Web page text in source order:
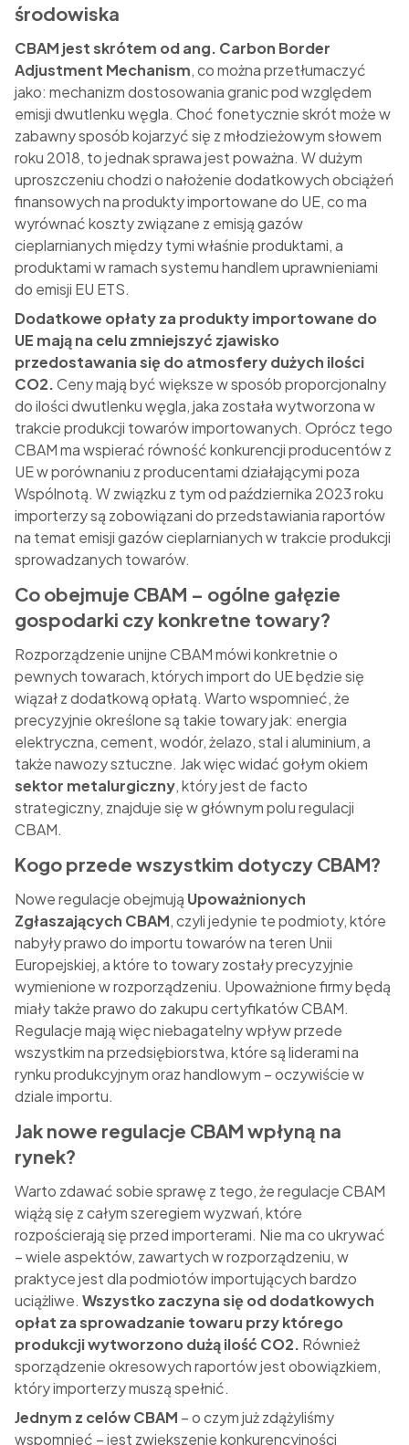
środowiska
CBAM jest skrótem od ang. Carbon Border
Adjustment Mechanism, co można przetłumaczyć
jako: mechanizm dostosowania granic pod względem
emisji dwutlenku węgla. Choć fonetycznie skrót może w
zabawny sposób kojarzyć się z młodzieżowym słowem
roku 2018, to jednak sprawa jest poważna. W dużym
uproszczeniu chodzi o nałożenie dodatkowych obciążeń
finansowych na produkty importowane do UE, co ma
wyrównać koszty związane z emisją gazów
cieplarnianych między tymi właśnie produktami, a
produktami w ramach systemu handlem uprawnieniami
do emisji EU ETS.
Dodatkowe opłaty za produkty importowane do
UE mają na celu zmniejszyć zjawisko
przedostawania się do atmosfery dużych ilości
CO2.Ceny mają być większe w sposób proporcjonalny
do ilości dwutlenku węgla, jaka została wytworzona w
trakcie produkcji towarów importowanych. Oprócz tego
CBAM ma wspierać równość konkurencji producentów z
UE w porównaniu z producentami działającymi poza
Wspólnotą. W związku z tym od października 2023 roku
importerzy są zobowiązani do przedstawiania raportów
na temat emisji gazów cieplarnianych w trakcie produkcji
sprowadzanych towarów.
Co obejmuje CBAM – ogólne gałęzie
gospodarki czy konkretne towary?
Rozporządzenie unijne CBAM mówi konkretnie o
pewnych towarach, których import do UE będzie się
wiązał z dodatkową opłatą. Warto wspomnieć, że
precyzyjnie określone są takie towary jak: energia
elektryczna, cement, wodór, żelazo, stal i aluminium, a
także nawozy sztuczne. Jak więc widać gołym okiem
sektor metalurgiczny, który jest de facto
strategiczny, znajduje się w głównym polu regulacji
CBAM.
Kogo przede wszystkim dotyczy CBAM?
Nowe regulacje obejmują Upoważnionych
Zgłaszających CBAM, czyli jedynie te podmioty, które
nabyły prawo do importu towarów na teren Unii
Europejskiej, a które to towary zostały precyzyjnie
wymienione w rozporządzeniu. Upoważnione firmy będą
miały także prawo do zakupu certyfikatów CBAM.
Regulacje mają więc niebagatelny wpływ przede
wszystkim na przedsiębiorstwa, które są liderami na
rynku produkcyjnym oraz handlowym – oczywiście w
dziale importu.
Jak nowe regulacje CBAM wpłyną na
rynek?
Warto zdawać sobie sprawę z tego, że regulacje CBAM
wiążą się z całym szeregiem wyzwań, które
rozpościerają się przed importerami. Nie ma co ukrywać
– wiele aspektów, zawartych w rozporządzeniu, w
praktyce jest dla podmiotów importujących bardzo
uciążliwe. Wszystko zaczyna się od dodatkowych
opłat za sprowadzanie towaru przy którego
produkcji wytworzono dużą ilość CO2. Również
sporządzenie okresowych raportów jest obowiązkiem,
który importerzy muszą spełnić.
Jednym z celów CBAM – o czym już zdążyliśmy
wspomnieć – jest zwiększenie konkurencyjności